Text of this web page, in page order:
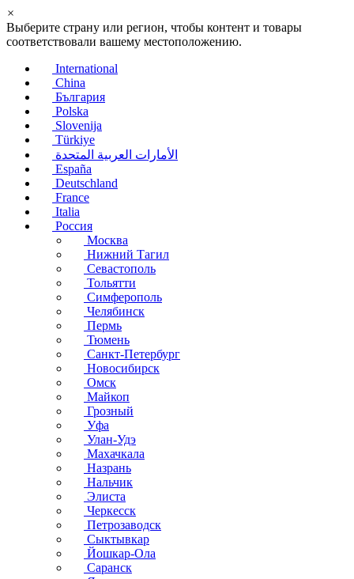
×
Выберите страну или регион, чтобы контент и товары
соответствовали вашему местоположению.
International
China
България
Polska
Slovenija
Türkiye
الأمارات العربية المتحدة
España
Deutschland
France
Italia
Россия
Москва
Нижний Тагил
Севастополь
Тольятти
Симферополь
Челябинск
Пермь
Тюмень
Санкт-Петербург
Новосибирск
Омск
Майкоп
Грозный
Уфа
Улан-Удэ
Махачкала
Назрань
Нальчик
Элиста
Черкесск
Петрозаводск
Сыктывкар
Йошкар-Ола
Саранск